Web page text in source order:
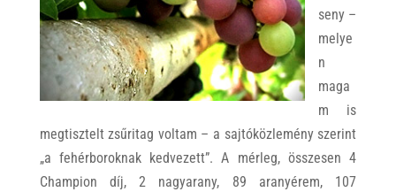
seny –
melye
n
maga
m is
megtisztelt zsűritag voltam – a sajtóközlemény szerint
„a fehérboroknak kedvezett”. A mérleg, összesen 4
Champion díj, 2 nagyarany, 89 aranyérem, 107